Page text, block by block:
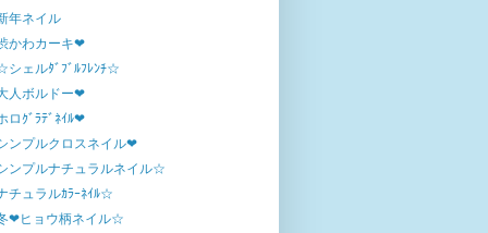
年ネイル
かわカーキ❤
シェルﾀﾞﾌﾞﾙﾌﾚﾝﾁ☆
人ボルドー❤
ロｸﾞﾗﾃﾞﾈｲﾙ❤
ンプルクロスネイル❤
ンプルナチュラルネイル☆
チュラルｶﾗｰﾈｲﾙ☆
❤ヒョウ柄ネイル☆